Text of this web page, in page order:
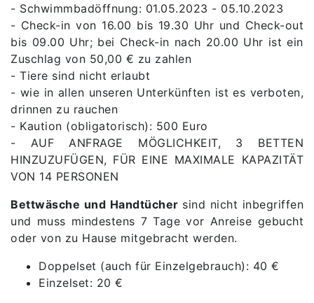
- Schwimmbadöffnung: 01.05.2023 - 05.10.2023
- Check-in von 16.00 bis 19.30 Uhr und Check-out
bis 09.00 Uhr; bei Check-in nach 20.00 Uhr ist ein
Zuschlag von 50,00 € zu zahlen
- Tiere sind nicht erlaubt
- wie in allen unseren Unterkünften ist es verboten,
drinnen zu rauchen
- Kaution (obligatorisch): 500 Euro
- AUF ANFRAGE MÖGLICHKEIT, 3 BETTEN
HINZUZUFÜGEN, FÜR EINE MAXIMALE KAPAZITÄT
VON 14 PERSONEN
Bettwäsche und Handtücher sind nicht inbegriffen
und muss mindestens 7 Tage vor Anreise gebucht
oder von zu Hause mitgebracht werden.
Doppelset (auch für Einzelgebrauch): 40 €
Einzelset: 20 €